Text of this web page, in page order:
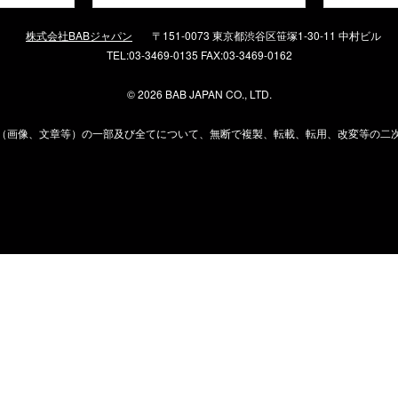
株式会社BABジャパン
〒151-0073 東京都渋谷区笹塚1-30-11 中村ビル
TEL:03-3469-0135 FAX:03-3469-0162
©2026 BAB JAPAN CO., LTD.
画像、文章等）の一部及び全てについて、無断で複製、転載、転用、改変等の二